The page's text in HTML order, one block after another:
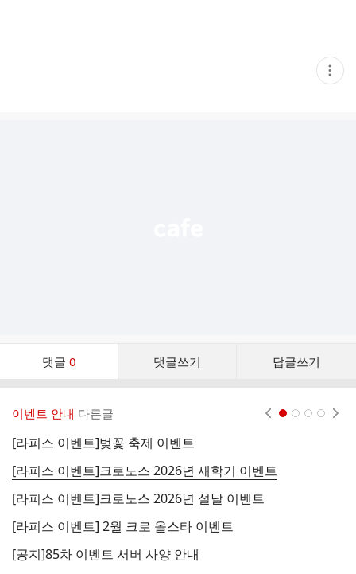
현
재
댓글 0 댓글쓰기 답글쓰기
댓
이벤트 안내 다른글
[라피스 이벤트]벚꽃 축제 이벤트
[라피스 이벤트]크로노스 2026년 새학기 이벤트
[라피스 이벤트]크로노스 2026년 설날 이벤트
[라피스 이벤트] 2월 크로 올스타 이벤트
[공지]85차 이벤트 서버 사양 안내